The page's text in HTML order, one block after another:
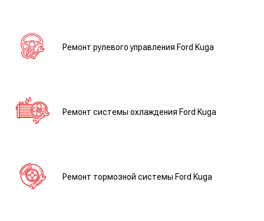
Ремонт рулевого управления Ford Kuga
Ремонт системы охлаждения Ford Kuga
Ремонт тормозной системы Ford Kuga